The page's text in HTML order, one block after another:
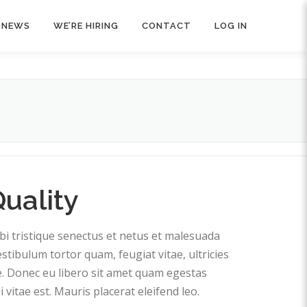
NEWS WE’RE HIRING CONTACT LOG IN
tristique senectus et netus et malesuada
tortor quam, feugiat vitae, ultricies
Donec eu libero sit amet quam egestas
vitae est. Mauris placerat eleifend leo.